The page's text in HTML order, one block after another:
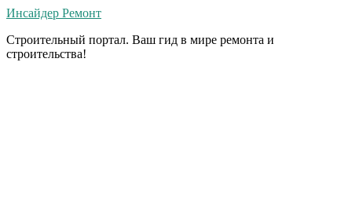
Инсайдер Ремонт
Строительный портал. Ваш гид в мире ремонта и
строительства!